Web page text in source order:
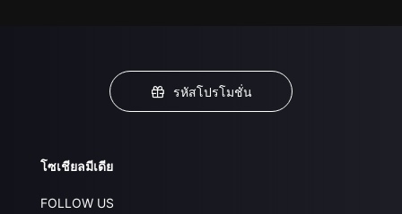
รหัสโปรโมชั่น
โซเชียลมีเดีย
FOLLOW US